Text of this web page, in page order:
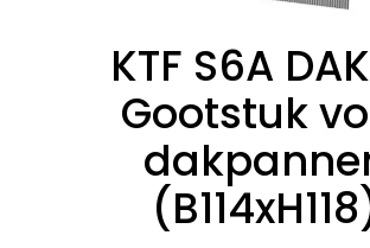
KTF S6A
Gootstuk